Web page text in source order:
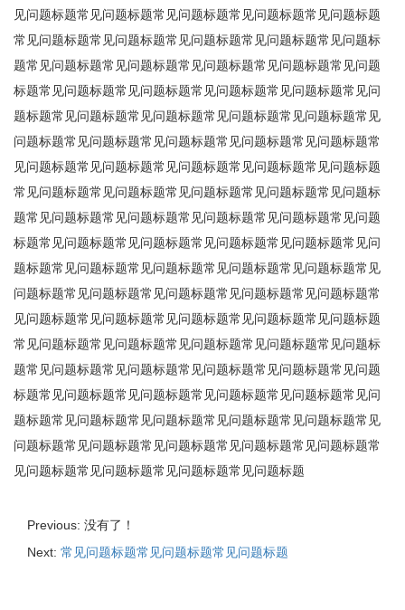
见问题标题常见问题标题常见问题标题常见问题标题常见问题标题
常见问题标题常见问题标题常见问题标题常见问题标题常见问题标
题常见问题标题常见问题标题常见问题标题常见问题标题常见问题
标题常见问题标题常见问题标题常见问题标题常见问题标题常见问
题标题常见问题标题常见问题标题常见问题标题常见问题标题常见
问题标题常见问题标题常见问题标题常见问题标题常见问题标题常
见问题标题常见问题标题常见问题标题常见问题标题常见问题标题
常见问题标题常见问题标题常见问题标题常见问题标题常见问题标
题常见问题标题常见问题标题常见问题标题常见问题标题常见问题
标题常见问题标题常见问题标题常见问题标题常见问题标题常见问
题标题常见问题标题常见问题标题常见问题标题常见问题标题常见
问题标题常见问题标题常见问题标题常见问题标题常见问题标题常
见问题标题常见问题标题常见问题标题常见问题标题常见问题标题
常见问题标题常见问题标题常见问题标题常见问题标题常见问题标
题常见问题标题常见问题标题常见问题标题常见问题标题常见问题
标题常见问题标题常见问题标题常见问题标题常见问题标题常见问
题标题常见问题标题常见问题标题常见问题标题常见问题标题常见
问题标题常见问题标题常见问题标题常见问题标题常见问题标题常
见问题标题常见问题标题常见问题标题常见问题标题
Previous: 没有了！
Next: 常见问题标题常见问题标题常见问题标题